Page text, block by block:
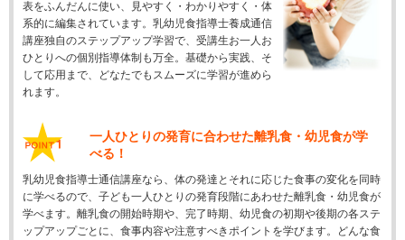
表をふんだんに使い、見やすく・わかりやすく・体
系的に編集されています。乳幼児食指導士養成通信
講座独自のステップアップ学習で、受講生お一人お
ひとりへの個別指導体制も万全。基礎から実践、そ
して応用まで、どなたでもスムーズに学習が進めら
れます。
一人ひとりの発育に合わせた離乳食・幼児食が学
べる！
乳幼児食指導士通信講座なら、体の発達とそれに応じた食事の変化を同時
に学べるので、子ども一人ひとりの発育段階にあわせた離乳食・幼児食が
学べます。離乳食の開始時期や、完了時期、幼児食の初期や後期の各ステ
ップアップごとに、食事内容や注意すべきポイントを学びます。どんな食